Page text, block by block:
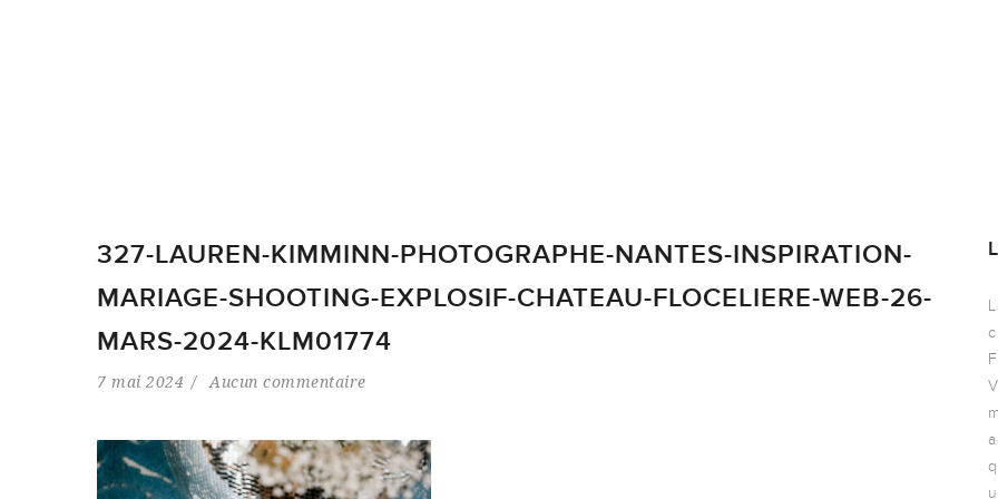
327-LAUREN-KIMMINN-PHOTOGRAPHE-NANTES-INSPIRATION-
MARIAGE-SHOOTING-EXPLOSIF-CHATEAU-FLOCELIERE-WEB-26-
MARS-2024-KLM01774
7 mai 2024 Aucun commentaire